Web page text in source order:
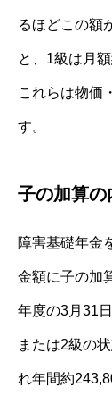
るほどこの額
と、1級は月
これらは物価
す。
子の加算の
障害基礎年金
金額に子の加
年度の3月31
または2級の
れ年間約